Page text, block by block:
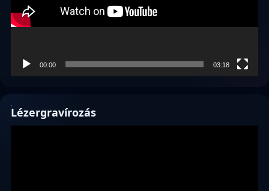
00:00 03:18
Lézergravírozás